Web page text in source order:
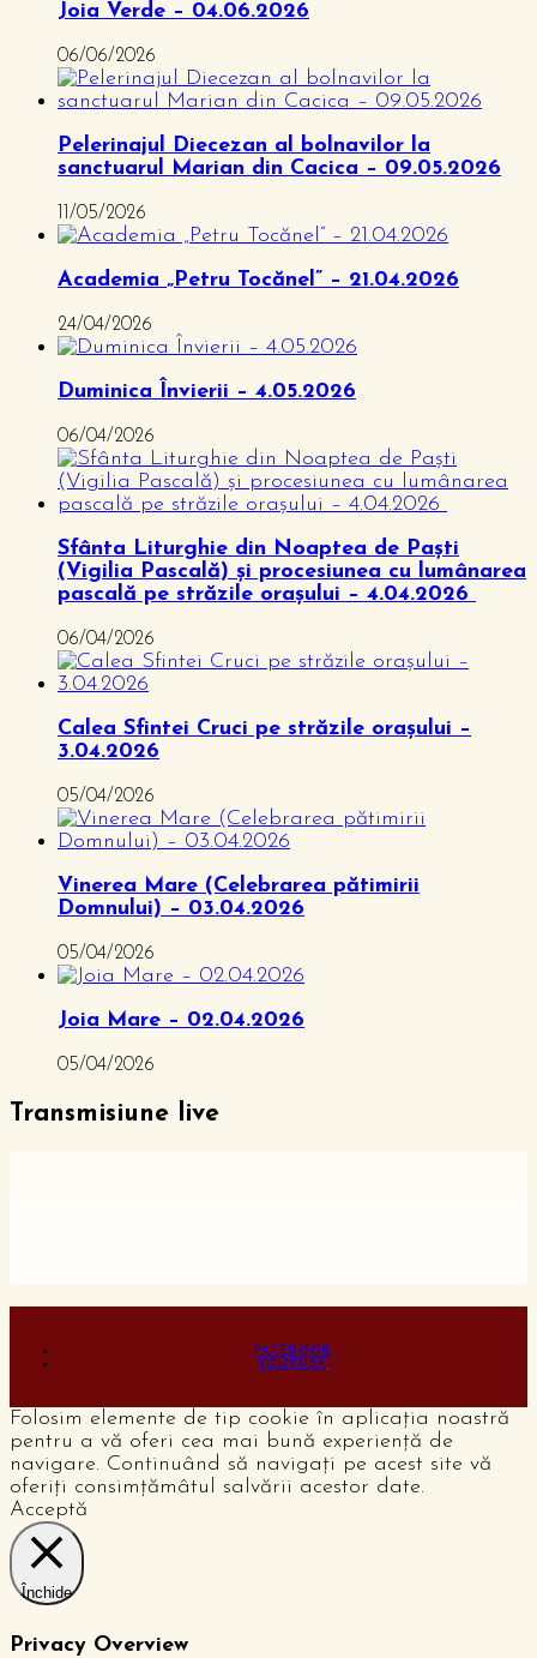
Joia Verde – 04.06.2026
06/06/2026
Pelerinajul Diecezan al bolnavilor la
sanctuarul Marian din Cacica – 09.05.2026
11/05/2026
Academia „Petru Tocănel” – 21.04.2026
24/04/2026
Duminica Învierii – 4.05.2026
06/04/2026
Sfânta Liturghie din Noaptea de Paști
(Vigilia Pascală) și procesiunea cu lumânarea
pascală pe străzile orașului – 4.04.2026
06/04/2026
Calea Sfintei Cruci pe străzile orașului –
3.04.2026
05/04/2026
Vinerea Mare (Celebrarea pătimirii
Domnului) – 03.04.2026
05/04/2026
Joia Mare – 02.04.2026
05/04/2026
Transmisiune live
FACEBOOK
YOUTUBE
Folosim elemente de tip cookie în aplicația noastră
pentru a vă oferi cea mai bună experiență de
navigare. Continuând să navigați pe acest site vă
oferiți consimțămâtul salvării acestor date.
Acceptă
Închide
Privacy Overview